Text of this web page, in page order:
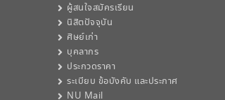
ผู้สนใจสมัครเรียน
นิสิตปัจจุบัน
ศิษย์เก่า
บุคลากร
ประกวดราคา
ระเบียบ ข้อบังคับ และประกาศ
NU Mail